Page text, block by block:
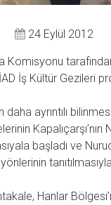
24 Eylül 2012
Komisyonu
İş Kültür Gezileri
ayrıntılı
Kapalıçarşı’nın
başladı ve
Hanlar